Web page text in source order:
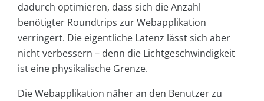
dadurch optimieren, dass sich die Anzahl
benötigter Roundtrips zur Webapplikation
verringert. Die eigentliche Latenz lässt sich aber
nicht verbessern – denn die Lichtgeschwindigkeit
ist eine physikalische Grenze.
Die Webapplikation näher an den Benutzer zu